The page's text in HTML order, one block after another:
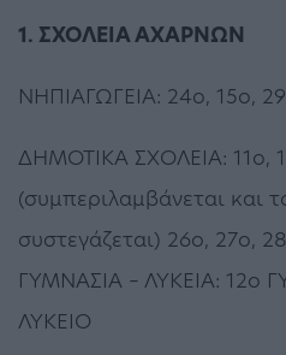
1. ΣΧΟΛΕΙΑ ΑΧΑΡΝΩΝ
ΝΗΠΙΑΓΩΓΕΙΑ: 24ο, 15ο,
ΔΗΜΟΤΙΚΑ ΣΧΟΛΕΙΑ: 11ο,
(συμπεριλαμβάνεται και
συστεγάζεται) 26ο, 27ο,
ΓΥΜΝΑΣΙΑ – ΛΥΚΕΙΑ: 12ο
ΛΥΚΕΙΟ